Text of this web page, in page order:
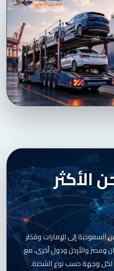
الأكثر
إلى الإمارات وقطر
ومصر والأردن ودول أخرى، مع
لكل وجهة حسب نوع الشحنة.